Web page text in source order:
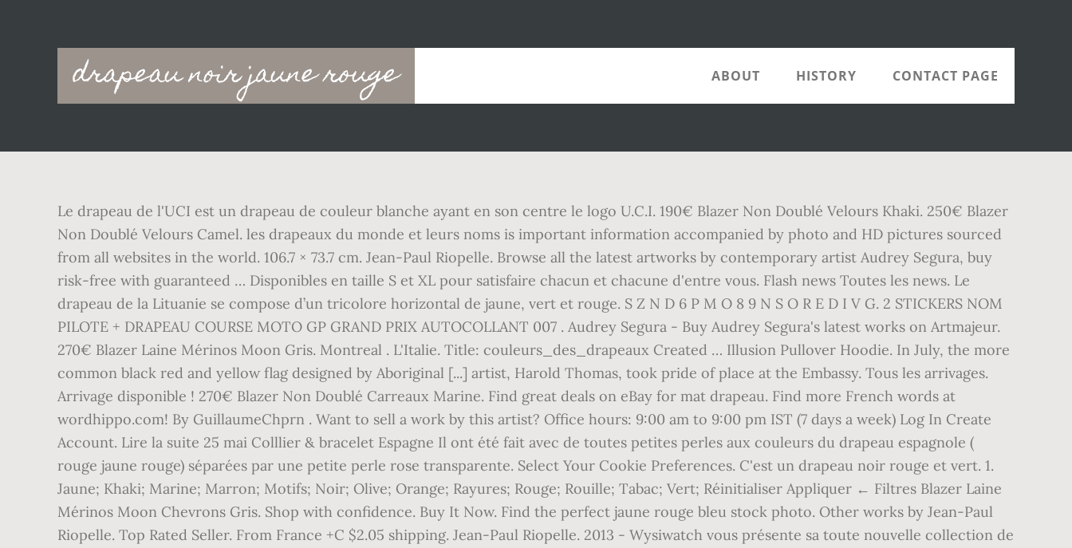
drapeau noir jaune rouge
Main
navigation
ABOUT HISTORY CONTACT PAGE
Le drapeau de l'UCI est un drapeau de couleur blanche ayant en son centre le logo U.C.I. 190€ Blazer Non Doublé Velours Khaki. 250€ Blazer
Non Doublé Velours Camel. les drapeaux du monde et leurs noms is important information accompanied by photo and HD pictures sourced
from all websites in the world. 106.7 × 73.7 cm. Jean-Paul Riopelle. Browse all the latest artworks by contemporary artist Audrey Segura, buy
risk-free with guaranteed … Disponibles en taille S et XL pour satisfaire chacun et chacune d'entre vous. Flash news Toutes les news. Le
drapeau de la Lituanie se compose d’un tricolore horizontal de jaune, vert et rouge. S Z N D 6 P M O 8 9 N S O R E D I V G. 2 STICKERS NOM
PILOTE + DRAPEAU COURSE MOTO GP GRAND PRIX AUTOCOLLANT 007 . Audrey Segura - Buy Audrey Segura's latest works on Artmajeur.
270€ Blazer Laine Mérinos Moon Gris. Montreal . L'Italie. Title: couleurs_des_drapeaux Created … Illusion Pullover Hoodie. In July, the more
common black red and yellow flag designed by Aboriginal [...] artist, Harold Thomas, took pride of place at the Embassy. Tous les arrivages.
Arrivage disponible ! 270€ Blazer Non Doublé Carreaux Marine. Find great deals on eBay for mat drapeau. Find more French words at
wordhippo.com! By GuillaumeChprn . Want to sell a work by this artist? Office hours: 9:00 am to 9:00 pm IST (7 days a week) Log In Create
Account. Lire la suite 25 mai Colllier & bracelet Espagne Il ont été fait avec de toutes petites perles aux couleurs du drapeau espagnole (
rouge jaune rouge) séparées par une petite perle rose transparente. Select Your Cookie Preferences. C'est un drapeau noir rouge et vert. 1.
Jaune; Khaki; Marine; Marron; Motifs; Noir; Olive; Orange; Rayures; Rouge; Rouille; Tabac; Vert; Réinitialiser Appliquer ← Filtres Blazer Laine
Mérinos Moon Chevrons Gris. Shop with confidence. Buy It Now. Find the perfect jaune rouge bleu stock photo. Other works by Jean-Paul
Riopelle. Top Rated Seller. From France +C $2.05 shipping. Jean-Paul Riopelle. 2013 - Wysiwatch vous présente sa toute nouvelle collection de